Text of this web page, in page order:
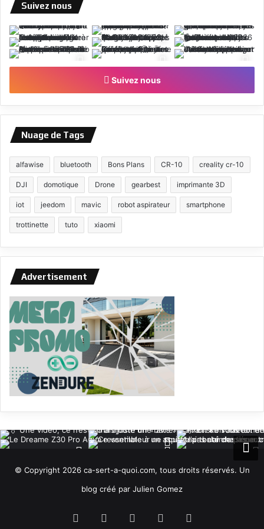
Suivez nous
Suivez nous
Nuage de Tags
alfawise bluetooth Bons Plans CR-10 creality cr-10
DJI domotique Drone gearbest imprimante 3D
iot jeedom mavic robot aspirateur smartphone
trottinette tuto xiaomi
Advertisement
© Copyright 2026 ca-sert-a-quoi.com, tous droits réservés. Un
blog créé par Julien Gomez
Facebook YouTube